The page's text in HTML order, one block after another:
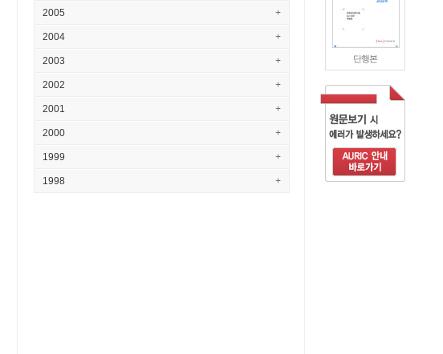
단행본
2005 +
2004 +
2003 +
2002 +
2001 +
2000 +
1999 +
1998 +